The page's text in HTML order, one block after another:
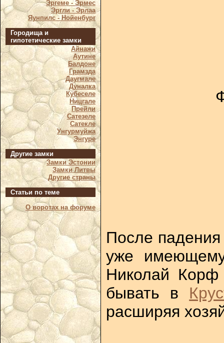
Эргеме - Эрмес
Эргли - Эрлаа
Яунпилс - Нойенбург
Городища и
гипотетические замки
Айнажи
Аутине
Балдоне
Грамзда
Даугмале
Дуналка
Кубеселе
Ницгале
Прейли
Сатезеле
Сатекле
Унгурмуйжа
Энгуре
Другие замки
Замки Эстонии
Замки Литвы
Другие страны
Статьи по теме
О воротах на форуме
После падения
уже
Николай Корф
бывать в
расширяя